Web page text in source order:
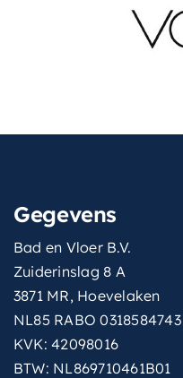
Gegevens
Bad en Vloer B.V.
Zuiderinslag 8 A
3871 MR, Hoevelaken
NL85 RABO 0318584743
KVK: 42098016
BTW: NL869710461B01